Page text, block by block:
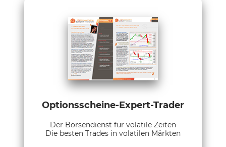
Optionsscheine-Expert-Trader
Der Börsendienst für volatile Zeiten
Die besten Trades in volatilen Märkten